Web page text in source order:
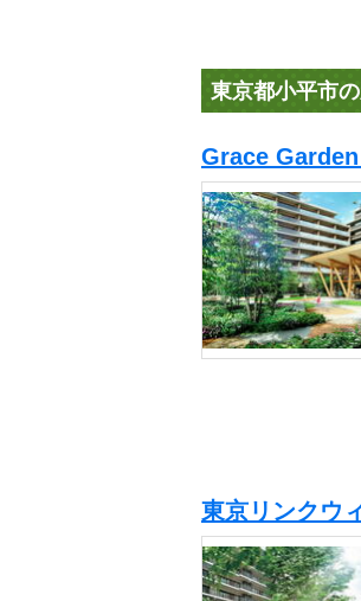
東京都小平市
Grace
東京リンクウ